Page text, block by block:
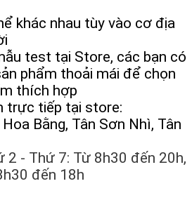
khác nhau tùy vào cơ địa
test tại Store, các bạn có
phẩm thoải mái để chọn
thích hợp
trực tiếp tại store:
Bằng, Tân Sơn Nhì, Tân
2 - Thứ 7: Từ 8h30 đến 20h,
đến 18h